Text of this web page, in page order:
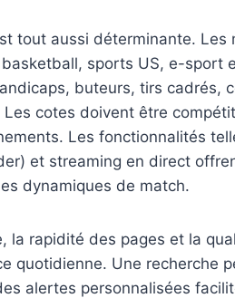
tout aussi déterminante. Les
sports US, e-sport
buteurs, tirs cadrés,
cotes doivent être
Les fonctionnalités
et streaming en direct
dynamiques de match.
la rapidité des pages et la
quotidienne. Une recherche
alertes personnalisées